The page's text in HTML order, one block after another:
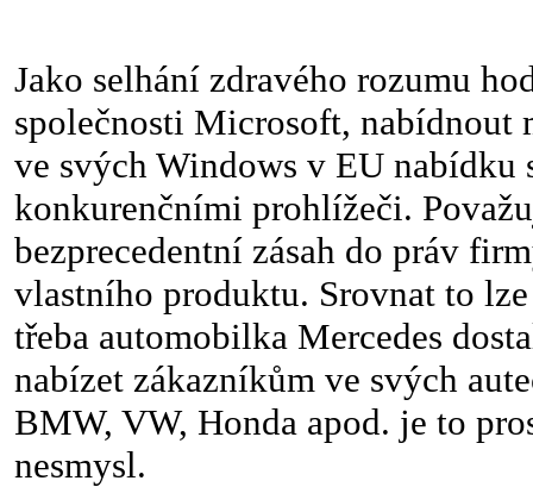
Jako selhání zdravého rozumu
společnosti Microsoft, nabídnout
ve svých Windows v EU nabídku
konkurenčními prohlížeči.
bezprecedentní zásah do práv
vlastního produktu. Srovnat to
třeba automobilka Mercedes
nabízet zákazníkům ve svých
BMW, VW, Honda apod. je to
nesmysl.